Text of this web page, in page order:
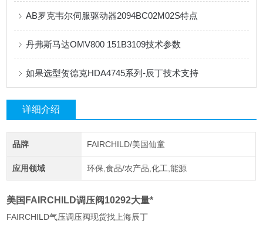
AB罗克韦尔伺服驱动器2094BC02M02S特点
丹弗斯马达OMV800 151B3109技术参数
如果选型贺德克HDA4745系列-辰丁技术支持
详细介绍
品牌 FAIRCHILD/美国仙童
应用领域 环保,食品/农产品,化工,能源
美国FAIRCHILD调压阀10292大量*
FAIRCHILD气压调压阀现货找上海辰丁